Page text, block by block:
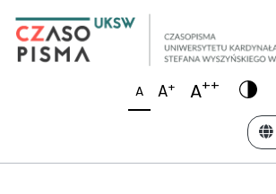
A A+ A++